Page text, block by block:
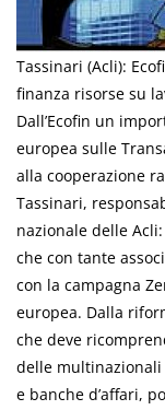
Tassinari (Acli):
finanza risorse su
Dall’Ecofin un
europea sulle
alla cooperazione
Tassinari,
nazionale delle
che con tante
con la campagna
europea. Dalla
che deve
delle multinazionali
e banche d’affari,